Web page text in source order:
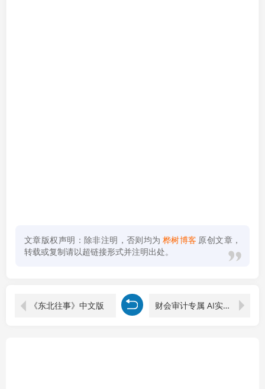
文章版权声明：除非注明，否则均为 桦树博客 原创文章，
转载或复制请以超链接形式并注明出处。
《东北往事》中文版 财会审计专属 AI实战训练营：Python+Claude Code+VBA，Excel/PDF/Word自动化全流程